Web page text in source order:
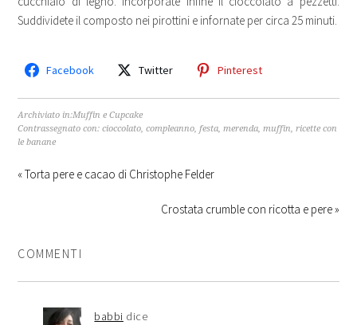
Suddividete il composto nei pirottini e infornate per circa 25 minuti.
Facebook Twitter Pinterest
Archiviato in:Muffin e Cupcake
Contrassegnato con:cioccolato,compleanno,festa,merenda,muffin,ricette con
le banane
« Torta pere e cacao di Christophe Felder
Crostata crumble con ricotta e pere »
COMMENTI
babbi dice